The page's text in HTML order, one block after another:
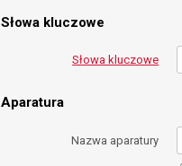
Słowa kluczowe
Słowa kluczowe
Aparatura
Nazwa aparatury